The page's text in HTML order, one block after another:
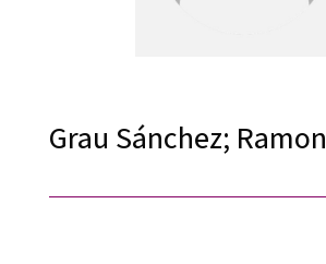
Grau Sánchez; Ramon